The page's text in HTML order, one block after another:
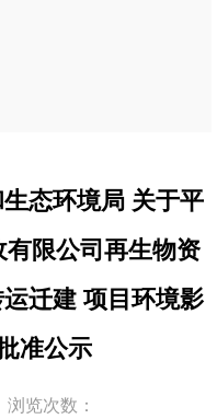
态环境局 关于平
限公司再生物资
运迁建 项目环境影
准公示
浏览次数：